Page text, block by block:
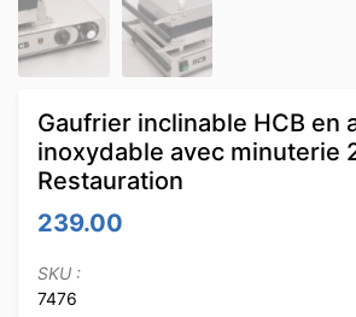
Gaufrier inclinable HCB en
inoxydable avec minuterie
Restauration
239.00
SKU :
7476